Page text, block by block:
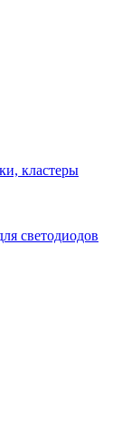
кластеры
светодиодов